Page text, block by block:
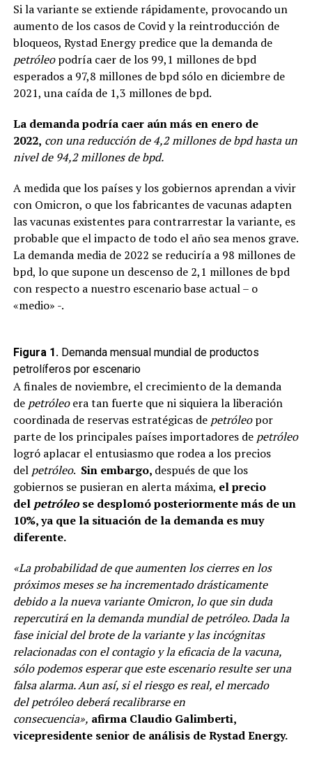
Si la variante se extiende rápidamente, provocando un
aumento de los casos de Covid y la reintroducción de
bloqueos, Rystad Energy predice que la demanda de
petróleopodría caer de los 99,1 millones de bpd
esperados a 97,8 millones de bpd sólo en diciembre de
2021, una caída de 1,3 millones de bpd.
La demanda podría caer aún más en enero de
2022, con una reducción de 4,2 millones de bpd hasta un
nivel de 94,2 millones de bpd.
A medida que los países y los gobiernos aprendan a vivir
con Omicron, o que los fabricantes de vacunas adapten
las vacunas existentes para contrarrestar la variante, es
probable que el impacto de todo el año sea menos grave.
La demanda media de 2022 se reduciría a 98 millones de
bpd, lo que supone un descenso de 2,1 millones de bpd
con respecto a nuestro escenario base actual – o
«medio» -.
Figura 1.Demanda mensual mundial de productos
petrolíferos por escenario
A finales de noviembre, el crecimiento de la demanda
de petróleoera tan fuerte que ni siquiera la liberación
coordinada de reservas estratégicas de petróleopor
parte de los principales países importadores de petróleo
logró aplacar el entusiasmo que rodea a los precios
del petróleo. Sin embargo, después de que los
gobiernos se pusieran en alerta máxima, el precio
del petróleo se desplomó posteriormente más de un
10%, ya que la situación de la demanda es muy
diferente.
«La probabilidad de que aumenten los cierres en los
próximos meses se ha incrementado drásticamente
debido a la nueva variante Omicron, lo que sin duda
repercutirá en la demanda mundial depetróleo.Dada la
fase inicial del brote de la variante y las incógnitas
relacionadas con el contagio y la eficacia de la vacuna,
sólo podemos esperar que este escenario resulte ser una
falsa alarma. Aun así, si el riesgo es real, el mercado
delpetróleodeberá recalibrarse en
consecuencia», afirma Claudio Galimberti,
vicepresidente senior de análisis de Rystad Energy.